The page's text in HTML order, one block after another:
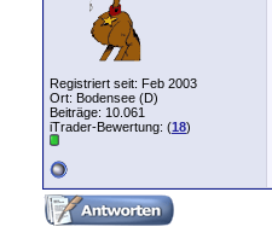
Registriert seit: Feb 2003
Ort: Bodensee (D)
Beiträge: 10.061
iTrader-Bewertung: (18)